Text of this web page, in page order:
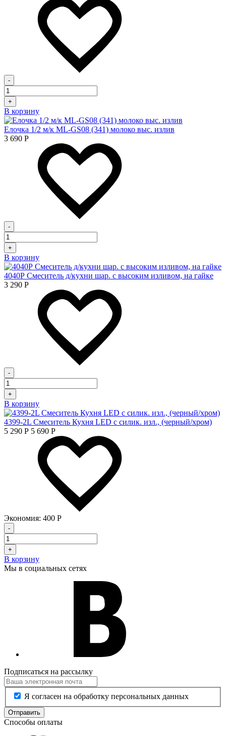
-
+
В корзину
Елочка 1/2 м/к ML-GS08 (341) молоко выс. излив
3 690 Р
-
+
В корзину
4040Р Смеситель д/кухни шар. с высоким изливом, на гайке
3 290 Р
-
+
В корзину
4399-2L Смеситель Кухня LED с силик. изл., (черный/хром)
5 290 Р 5 690 Р
Экономия: 400 Р
-
+
В корзину
Мы в социальных сетях
Подписаться на рассылку
Я согласен на обработку персональных данных
Отправить
Способы оплаты